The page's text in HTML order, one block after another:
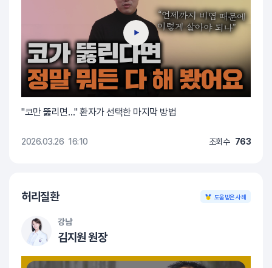
"코만 뚫리면…" 환자가 선택한 마지막 방법
2026.03.26 16:10 조회수 763
허리질환 도움받은 사례
강남
김지원 원장